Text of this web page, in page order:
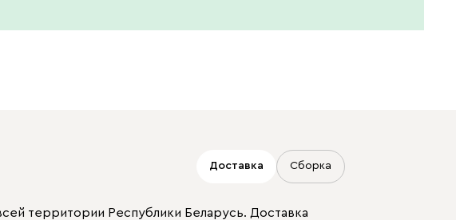
Доставка Сборка
территории Республики Беларусь. Доставка